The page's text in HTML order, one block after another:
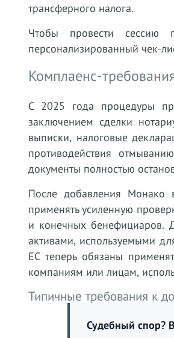
трансферного налога.
Чтобы провести сессию
персонализированный чек-
Комплаенс-
С 2025 года процедуры
заключением сделки
выписки, налоговые
противодействия
документы полностью
После добавления Монако
применять усиленную
и конечных бенефициаров.
активами, используемыми
ЕС теперь обязаны
компаниям или лицам,
Типичные требования к
Судебный спор?